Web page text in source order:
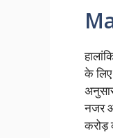
के
नजर
करोड़